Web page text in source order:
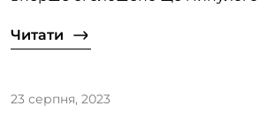
Читати
23 серпня, 2023